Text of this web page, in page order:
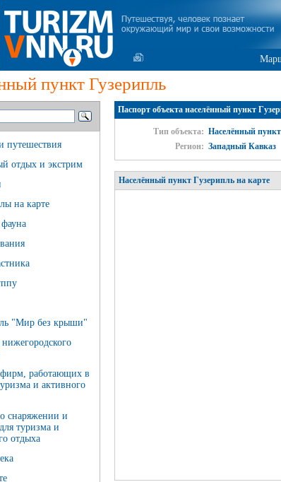
пункт Гузерипль
путешествия
отдых и экстрим
на карте
"Мир без крыши"
фирм, работающих в
и активного
снаряжении и
туризма и
отдыха
Паспорт объекта населённый пункт
Тип объекта: Населённый пункт
Регион: Западный Кавказ
Населённый пункт Гузерипль на карте